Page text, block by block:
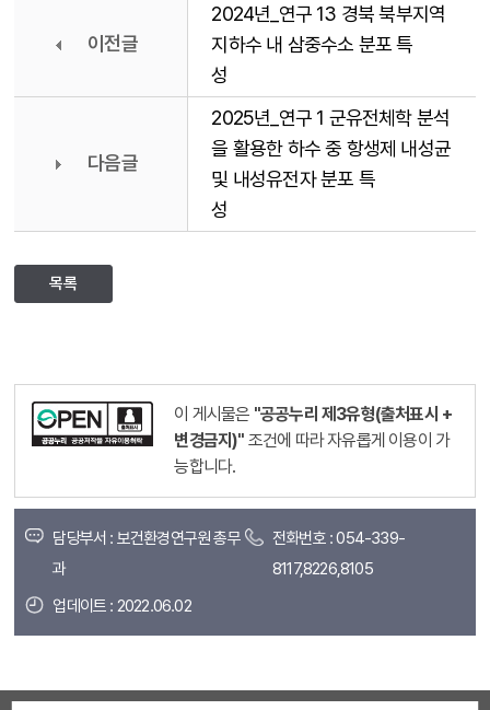
이전글
2024년_연구 13 경북 북부지역
지하수 내 삼중수소 분포 특
성
다음글
2025년_연구 1 군유전체학 분석
을 활용한 하수 중 항생제 내성균
및 내성유전자 분포 특
성
목록
이 게시물은 "공공누리 제3유형(출처표시 +
변경금지)" 조건에 따라 자유롭게 이용이 가
능합니다.
담당부서 : 보건환경연구원 총무
과
전화번호 : 054-339-
8117,8226,8105
업데이트 : 2022.06.02